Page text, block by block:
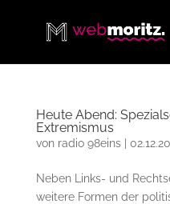
Heute Abend:
Extremismus
von radio 98eins|
Neben Links- und
weitere Formen der